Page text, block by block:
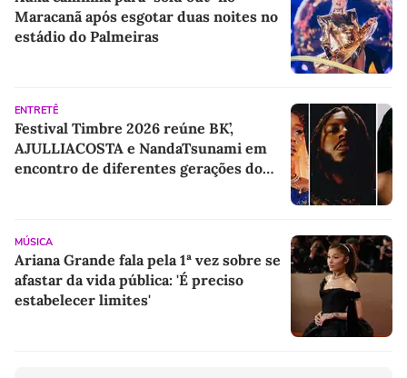
Maracanã após esgotar duas noites no
estádio do Palmeiras
ENTRETÊ
Festival Timbre 2026 reúne BK’,
AJULLIACOSTA e NandaTsunami em
encontro de diferentes gerações do
MÚSICA
Ariana Grande fala pela 1ª vez sobre se
afastar da vida pública: 'É preciso
estabelecer limites'